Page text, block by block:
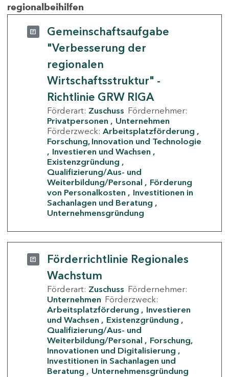
regionalbeihilfen
Gemeinschaftsaufgabe
"Verbesserung der
regionalen
Wirtschaftsstruktur" -
Richtlinie GRW RIGA
Förderart: Zuschuss Fördernehmer:
Privatpersonen
Unternehmen
Förderzweck: Arbeitsplatzförderung
Forschung, Innovation und Technologie
Investieren und Wachsen
Existenzgründung
Qualifizierung/Aus- und
Weiterbildung/Personal
Förderung
von Personalkosten
Investitionen in
Sachanlagen und Beratung
Unternehmensgründung
Förderrichtlinie Regionales
Wachstum
Förderart: Zuschuss Fördernehmer:
Unternehmen Förderzweck:
Arbeitsplatzförderung
Investieren
und Wachsen
Existenzgründung
Qualifizierung/Aus- und
Weiterbildung/Personal
Forschung,
Innovationen und Digitalisierung
Investitionen in Sachanlagen und
Beratung
Unternehmensgründung